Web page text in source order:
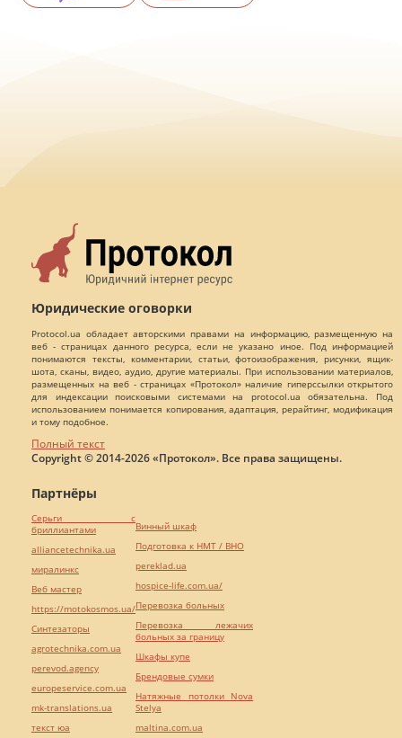
Юридические оговорки
Protocol.ua обладает авторскими правами на информацию, размещенную на
веб - страницах данного ресурса, если не указано иное. Под информацией
понимаются тексты, комментарии, статьи, фотоизображения, рисунки, ящик-
шота, сканы, видео, аудио, другие материалы. При использовании материалов,
размещенных на веб - страницах «Протокол» наличие гиперссылки открытого
для индексации поисковыми системами на protocol.ua обязательна. Под
использованием понимается копирования, адаптация, рерайтинг, модификация
и тому подобное.
Полный текст
Copyright © 2014-2026 «Протокол». Все права защищены.
Партнёры
Серьги с
бриллиантами
alliancetechnika.ua
миралинкс
Веб мастер
https://motokosmos.ua/
Синтезаторы
agrotechnika.com.ua
perevod.agency
europeservice.com.ua
mk-translations.ua
текст юа
Винный шкаф
Подготовка к НМТ / ВНО
pereklad.ua
hospice-life.com.ua/
Перевозка больных
Перевозка лежачих
больных за границу
Шкафы купе
Брендовые сумки
Натяжные потолки Nova
Stelya
maltina.com.ua